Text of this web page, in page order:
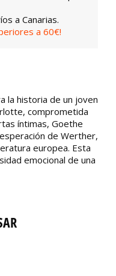
a Canarias.
a 60€!
la historia de un joven
comprometida
íntimas, Goethe
de Werther,
europea. Esta
emocional de una